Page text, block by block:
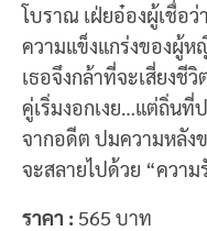
โบราณ เฝ่ยอ๋องผู้เชื่อ
ความแข็งแกร่งของผู้ห
เธอจึงกล้าที่จะเสี่ยงชี
คู่เริ่มงอกเงย…แต่ถิ่นที่
จากอดีต ปมความหลัง
จะสลายไปด้วย “ความ
ราคา : 565 บาท